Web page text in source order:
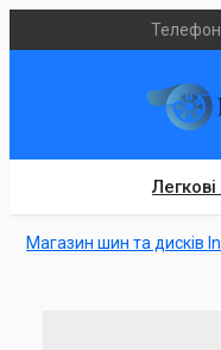
Магазин шин та дисків